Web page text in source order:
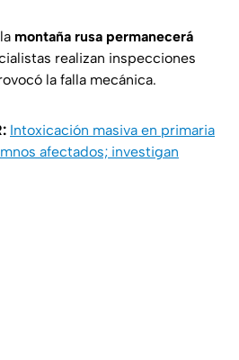
montaña rusa permanecerá
realizan inspecciones
la falla mecánica.
Intoxicación masiva en primaria
afectados; investigan